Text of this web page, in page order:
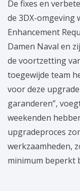
De fixes en
de 3DX-omgeving
Enhancement
Damen Naval en
de voortzetting
toegewijde team
voor deze
garanderen”,
weekenden
upgradeproces
werkzaamheden,
minimum beperkt